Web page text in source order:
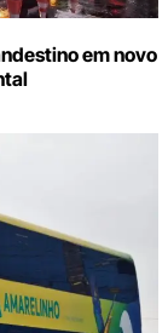
em novo